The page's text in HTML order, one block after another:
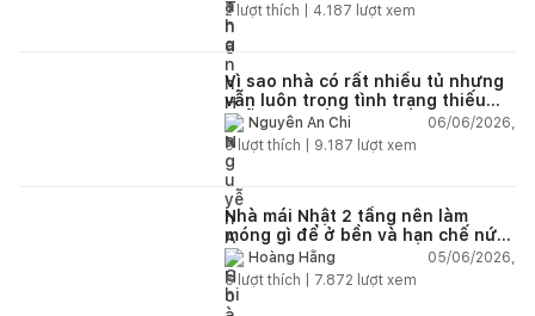
2lượt thích | 4.187 lượt xem
Vì sao nhà có rất nhiều tủ nhưng
vẫn luôn trong tình trạng thiếu
chỗ chứa đồ?
Nguyễn An Chi
06/06/2026,
5lượt thích | 9.187 lượt xem
Nhà mái Nhật 2 tầng nên làm
móng gì để ở bền và hạn chế nứt
lún?Hoàng Hằng
05/06/2026,
5lượt thích | 7.872 lượt xem